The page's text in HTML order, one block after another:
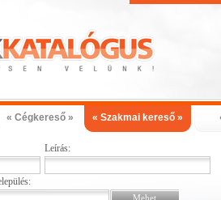
« Cégkereső » « Szakmai kereső »
Leírás: